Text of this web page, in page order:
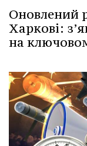
Оновлений
Харкові:
на